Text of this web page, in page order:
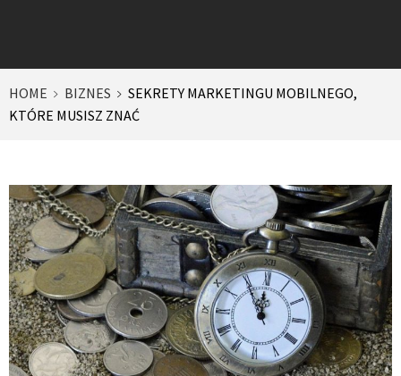
HOME BIZNES
SEKRETY MARKETINGU MOBILNEGO,
KTÓRE MUSISZ ZNAĆ